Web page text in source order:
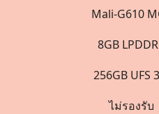
Mali-G610
8GB
256GB UFS
ไม่รองรับ